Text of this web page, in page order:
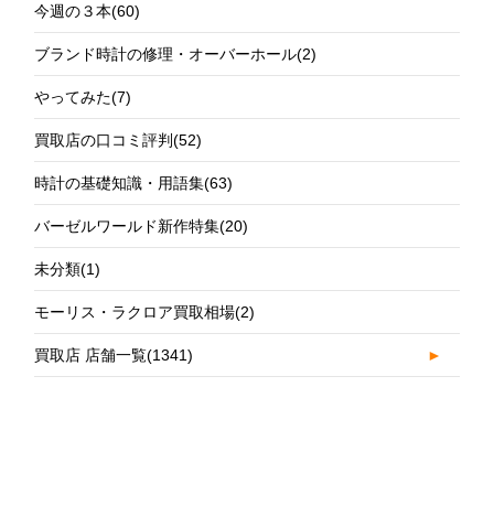
今週の３本(60)
ブランド時計の修理・オーバーホール(2)
やってみた(7)
買取店の口コミ評判(52)
時計の基礎知識・用語集(63)
バーゼルワールド新作特集(20)
未分類(1)
モーリス・ラクロア買取相場(2)
買取店 店舗一覧(1341) ►